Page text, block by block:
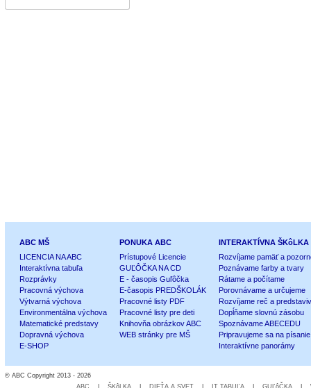
ABC MŠ
LICENCIA NA ABC
Interaktívna tabuľa
Rozprávky
Pracovná výchova
Výtvarná výchova
Environmentálna výchova
Matematické predstavy
Dopravná výchova
E-SHOP
PONUKA ABC
Prístupové Licencie
GUĽÔČKA NA CD
E - časopis Guľôčka
E-časopis PREDŠKOLÁK
Pracovné listy PDF
Pracovné listy pre deti
Knihovňa obrázkov ABC
WEB stránky pre MŠ
INTERAKTÍVNA ŠKôLKA
Rozvíjame pamäť a
Poznávame farby a tvary
Rátame a počítame
Porovnávame a určujeme
Rozvíjame reč a
Dopĺňame slovnú zásobu
Spoznávame ABECEDU
Pripravujeme sa na písanie
Interaktívne panorámy
© ABC Copyright 2013 - 2026
ABC
ŠKôLKA DIEŤA A SVET IT TABUĽA GUĽôČKA